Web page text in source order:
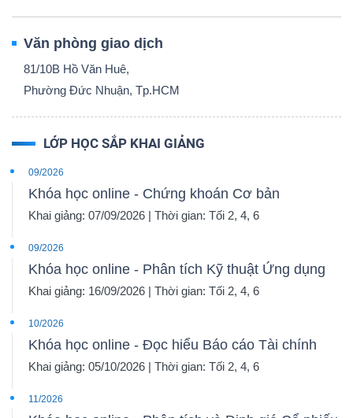
Văn phòng giao dịch
81/10B Hồ Văn Huê,
Phường Đức Nhuận, Tp.HCM
LỚP HỌC SẮP KHAI GIẢNG
09/2026
Khóa học online - Chứng khoán Cơ bản
Khai giảng: 07/09/2026 | Thời gian: Tối 2, 4, 6
09/2026
Khóa học online - Phân tích Kỹ thuật Ứng dụng
Khai giảng: 16/09/2026 | Thời gian: Tối 2, 4, 6
10/2026
Khóa học online - Đọc hiểu Báo cáo Tài chính
Khai giảng: 05/10/2026 | Thời gian: Tối 2, 4, 6
11/2026